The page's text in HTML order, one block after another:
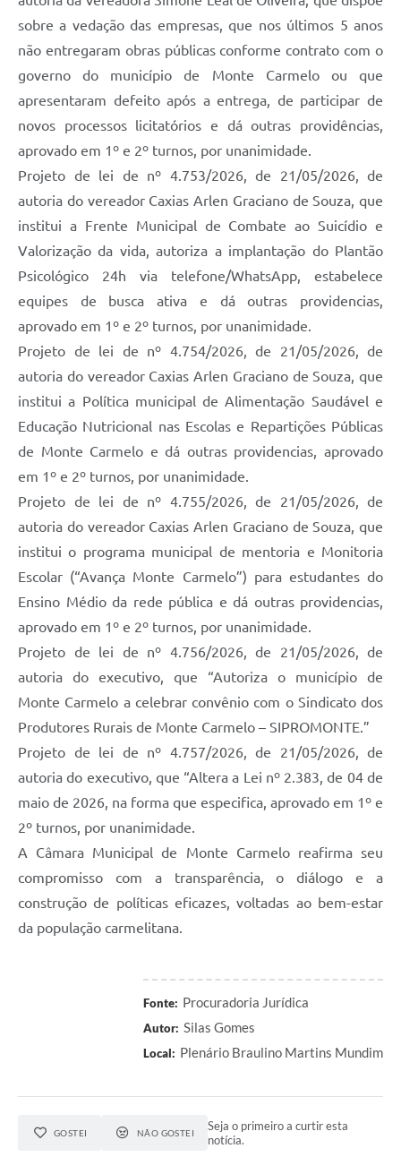
sobre a vedação das empresas, que nos últimos 5 anos
não entregaram obras públicas conforme contrato com o
governo do município de Monte Carmelo ou que
apresentaram defeito após a entrega, de participar de
novos processos licitatórios e dá outras providências,
aprovado em 1º e 2º turnos, por unanimidade.
Projeto de lei de nº 4.753/2026, de 21/05/2026, de
autoria do vereador Caxias Arlen Graciano de Souza, que
institui a Frente Municipal de Combate ao Suicídio e
Valorização da vida, autoriza a implantação do Plantão
Psicológico 24h via telefone/WhatsApp, estabelece
equipes de busca ativa e dá outras providencias,
aprovado em 1º e 2º turnos, por unanimidade.
Projeto de lei de nº 4.754/2026, de 21/05/2026, de
autoria do vereador Caxias Arlen Graciano de Souza, que
institui a Política municipal de Alimentação Saudável e
Educação Nutricional nas Escolas e Repartições Públicas
de Monte Carmelo e dá outras providencias, aprovado
em 1º e 2º turnos, por unanimidade.
Projeto de lei de nº 4.755/2026, de 21/05/2026, de
autoria do vereador Caxias Arlen Graciano de Souza, que
institui o programa municipal de mentoria e Monitoria
Escolar (“Avança Monte Carmelo”) para estudantes do
Ensino Médio da rede pública e dá outras providencias,
aprovado em 1º e 2º turnos, por unanimidade.
Projeto de lei de nº 4.756/2026, de 21/05/2026, de
autoria do executivo, que “Autoriza o município de
Monte Carmelo a celebrar convênio com o Sindicato dos
Produtores Rurais de Monte Carmelo – SIPROMONTE.”
Projeto de lei de nº 4.757/2026, de 21/05/2026, de
autoria do executivo, que “Altera a Lei nº 2.383, de 04 de
maio de 2026, na forma que especifica, aprovado em 1º e
2º turnos, por unanimidade.
A Câmara Municipal de Monte Carmelo reafirma seu
compromisso com a transparência, o diálogo e a
construção de políticas eficazes, voltadas ao bem-estar
da população carmelitana.
Fonte: Procuradoria Jurídica
Autor: Silas Gomes
Local: Plenário Braulino Martins Mundim
GOSTEI NÃO GOSTEI
Seja o primeiro a curtir esta
notícia.